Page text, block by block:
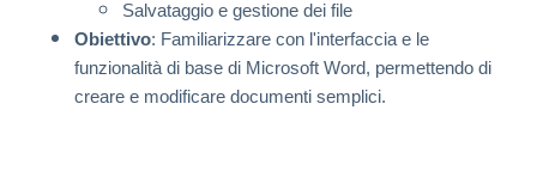
Salvataggio e gestione dei file
Obiettivo: Familiarizzare con l'interfaccia e le
funzionalità di base di Microsoft Word, permettendo di
creare e modificare documenti semplici.